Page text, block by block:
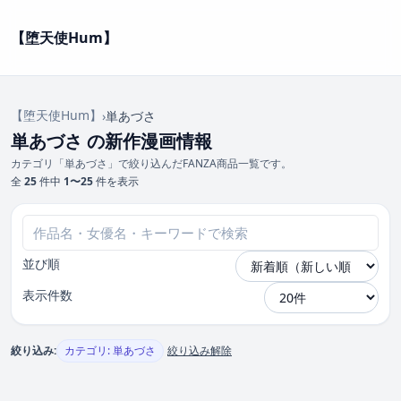
【堕天使Hum】
【堕天使Hum】 ›単あづさ
単あづさ の新作漫画情報
カテゴリ「単あづさ」で絞り込んだFANZA商品一覧です。
全 25件中 1〜25件を表示
並び順
表示件数
絞り込み: カテゴリ: 単あづさ 絞り込み解除